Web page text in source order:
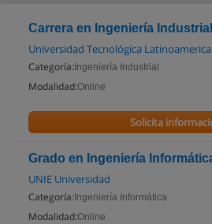
Carrera en Ingeniería Industrial
Universidad Tecnológica
Categoría: Ingeniería Industrial
Modalidad:Online
Solicita
Grado en Ingeniería
UNIE Universidad
Categoría: Ingeniería Informática
Modalidad:Online